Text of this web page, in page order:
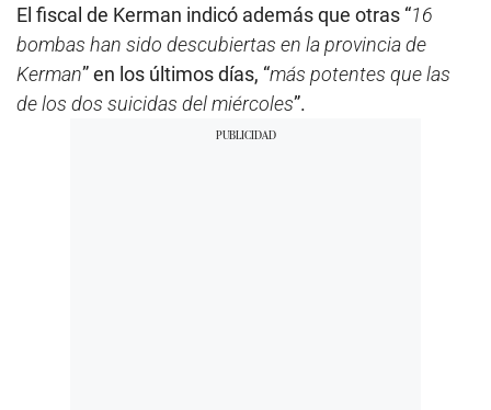
El fiscal de Kerman indicó además que otras “16
bombas han sido descubiertas en la provincia de
Kerman” en los últimos días, “más potentes que las
de los dos suicidas del miércoles”.